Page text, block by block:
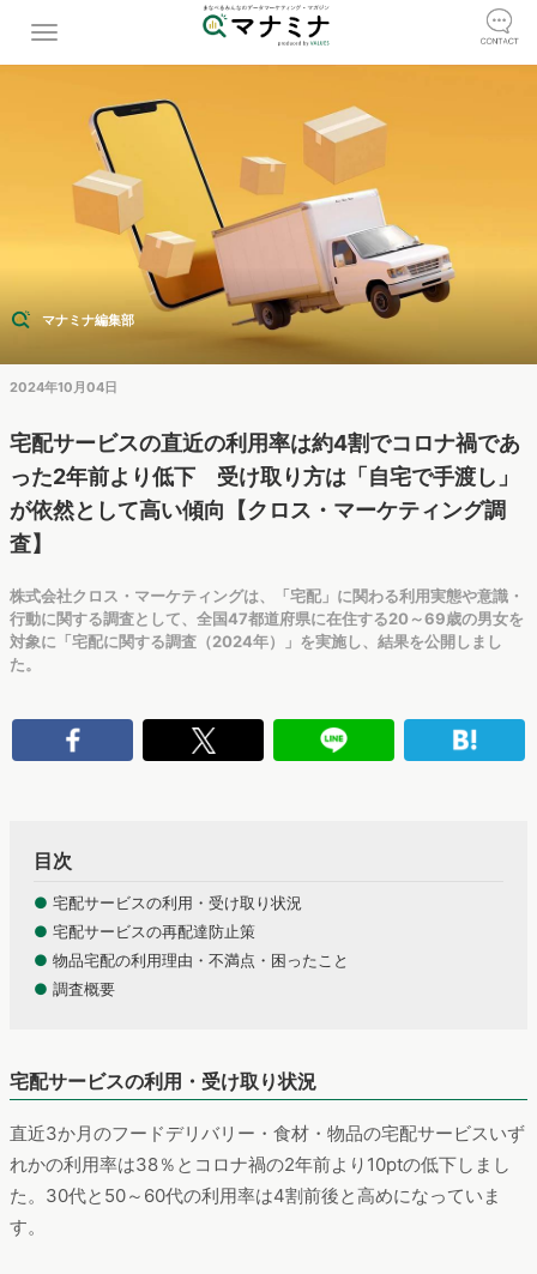
マナミナ編集部
2024年10月04日
宅配サービスの直近の利用率は約4割でコロナ禍であ
った2年前より低下 受け取り方は「自宅で手渡し」
が依然として高い傾向【クロス・マーケティング調
査】
株式会社クロス・マーケティングは、「宅配」に関わる利用実態や意識・
行動に関する調査として、全国47都道府県に在住する20～69歳の男女を
対象に「宅配に関する調査（2024年）」を実施し、結果を公開しまし
た。
目次
● 宅配サービスの利用・受け取り状況
● 宅配サービスの再配達防止策
● 物品宅配の利用理由・不満点・困ったこと
● 調査概要
宅配サービスの利用・受け取り状況
直近3か月のフードデリバリー・食材・物品の宅配サービスいず
れかの利用率は38％とコロナ禍の2年前より10ptの低下しまし
た。30代と50～60代の利用率は4割前後と高めになっていま
す。